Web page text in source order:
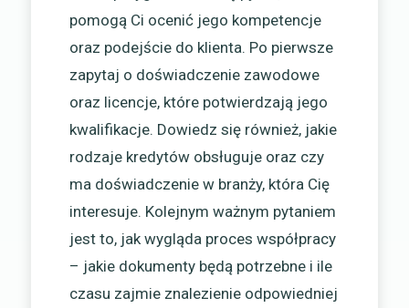
pomogą Ci ocenić jego kompetencje
oraz podejście do klienta. Po pierwsze
zapytaj o doświadczenie zawodowe
oraz licencje, które potwierdzają jego
kwalifikacje. Dowiedz się również, jakie
rodzaje kredytów obsługuje oraz czy
ma doświadczenie w branży, która Cię
interesuje. Kolejnym ważnym pytaniem
jest to, jak wygląda proces współpracy
– jakie dokumenty będą potrzebne i ile
czasu zajmie znalezienie odpowiedniej